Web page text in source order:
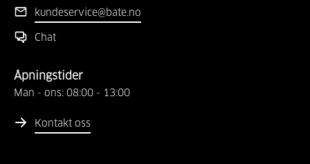
kundeservice@bate.no
Chat
Åpningstider
Man - ons: 08:00 - 13:00
Kontakt oss